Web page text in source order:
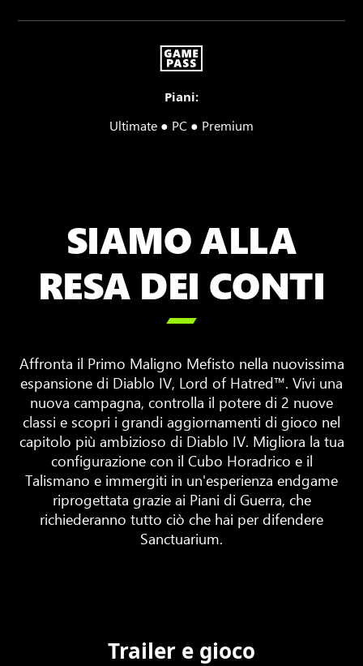
Piani:
Ultimate ● PC ● Premium
SIAMO ALLA
RESA DEI CONTI

Affronta il Primo Maligno Mefisto nella nuovissima
espansione di Diablo IV, Lord of Hatred™. Vivi una
nuova campagna, controlla il potere di 2 nuove
classi e scopri i grandi aggiornamenti di gioco nel
capitolo più ambizioso di Diablo IV. Migliora la tua
configurazione con il Cubo Horadrico e il
Talismano e immergiti in un'esperienza endgame
riprogettata grazie ai Piani di Guerra, che
richiederanno tutto ciò che hai per difendere
Sanctuarium.
Trailer e gioco